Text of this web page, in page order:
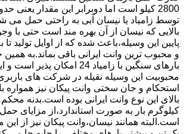
توسط زامیاد یا نیسان آبی به راحتی حمل
بالایی که نیسان از آن بهره مند است حتی با
پایین این وسیله،باعث شده که از اوایل تولید
و محبوب ترین وانت ایرانی باقی بماند.به
بارهای سنگین با زامیاد 24
محبوبیت این وسیله نقیله در شرکت های
استحکام و جان سختی وانت پیکان نیز
کیلوگرم بار به صورت استاندارد،از مزایای حمل
است.البته همانند نیسان،وانت پیکان نیز از این